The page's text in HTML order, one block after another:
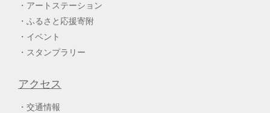
アートステーション
ふるさと応援寄附
イベント
スタンプラリー
アクセス
交通情報